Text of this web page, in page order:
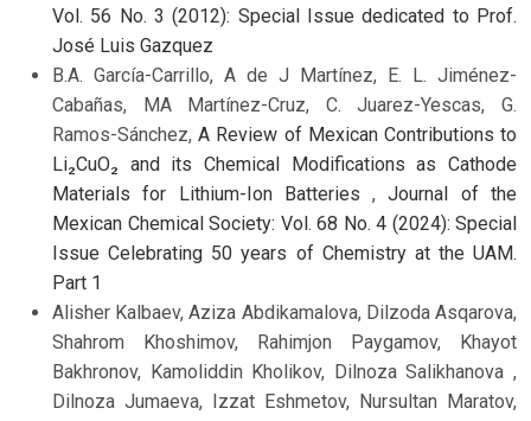
Vol. 56 No. 3 (2012): Special Issue dedicated to Prof.
José Luis Gazquez
B.A. García-Carrillo, A de J Martínez, E. L. Jiménez-
Cabañas, MA Martínez-Cruz, C. Juarez-Yescas, G.
Ramos-Sánchez,A Review of Mexican Contributions to
Li₂CuO₂ and its Chemical Modifications as Cathode
Materials for Lithium-Ion Batteries,Journal of the
Mexican Chemical Society: Vol. 68 No. 4 (2024): Special
Issue Celebrating 50 years of Chemistry at the UAM.
Part 1
Alisher Kalbaev, Aziza Abdikamalova, Dilzoda Asqarova,
Shahrom Khoshimov, Rahimjon Paygamov, Khayot
Bakhronov, Kamoliddin Kholikov, Dilnoza Salikhanova ,
Dilnoza Jumaeva, Izzat Eshmetov, Nursultan Maratov,